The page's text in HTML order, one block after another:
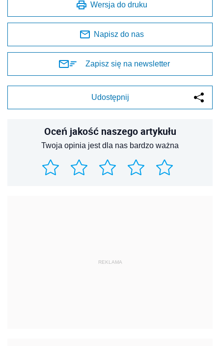
Wersja do druku
Napisz do nas
Zapisz się na newsletter
Udostępnij
Oceń jakość naszego artykułu
Twoja opinia jest dla nas bardzo ważna
REKLAMA